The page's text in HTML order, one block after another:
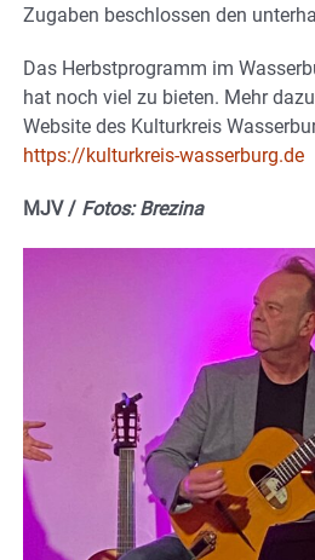
Zugaben beschlossen den
Das Herbstprogramm im
hat noch viel zu bieten. Mehr
Website des Kulturkreis
https://kulturkreis-wasserburg.de
MJV / Fotos: Brezina